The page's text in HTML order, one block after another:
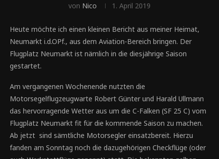
von Nico 1. April 2019
Heute möchte ich einen kleinen Bericht aus meiner Heimat,
Neumarkt i.d.OPf., aus dem Aviation-Bereich bringen. Der
Flugplatz Neumarkt ist nämlich in die diesjährige Saison
gestartet.
Am vergangenen Wochenende nutzten die
Motorsegelflugzeugwarte Robert Günter und Harald Ullmann
das hervorragende Wetter aus um die C-Falken (SF 25 C) vom
Flugplatz Neumarkt fit für die kommende Saison zu machen.
Ab jetzt sind sämtliche Motorsegler einsatzbereit. Hierzu
fanden am Sonntag noch die dazugehörigen Checkflüge (oder